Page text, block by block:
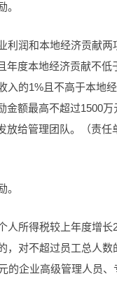
。
利润和本地经济贡献两
年度本地经济贡献不低
入的1%且不高于本地
金额最高不超过1500
放给管理团队。（责任
。
人所得税较上年度增长
，对不超过员工总人数
的企业高级管理人员、